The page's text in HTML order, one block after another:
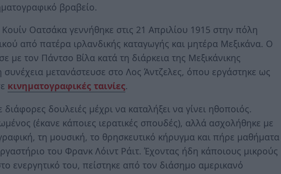
βραβείο.
Οατσάκα γεννήθηκε στις 21 Απριλίου 1915 στην πόλη
από πατέρα ιρλανδικής καταγωγής και μητέρα Μεξικάνα. Ο
με τον Πάντσο Βίλα κατά τη διάρκεια της Μεξικάνικης
συνέχεια μετανάστευσε στο Λος Άντζελες, όπου εργάστηκε ως
κινηματογραφικές ταινίες.
δουλειές μέχρι να καταλήξει να γίνει ηθοποιός.
(έκανε κάποιες ιερατικές σπουδές), αλλά ασχολήθηκε με
τη μουσική, το θρησκευτικό κήρυγμα και πήρε μαθήματα
του Φρανκ Λόιντ Ράιτ. Έχοντας ήδη κάποιους μικρούς
ενεργητικό του, πείστηκε από τον διάσημο αμερικανό